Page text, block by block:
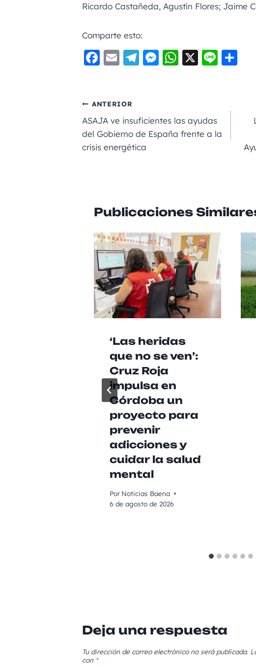
Ricardo Castañeda, Agustín Flores; Jaime
Comparte esto:
F
e
b
o
o
E
l
Te
m
M
n
g
W
A
p
X Li C
ir
ANTERIOR
ASAJA ve insuficientes las ayudas
del Gobierno de España frente a la
crisis energética
Publicaciones
‘Las heridas
que no se ven’:
Cruz Roja
impulsa en
Córdoba un
proyecto para
prevenir
adicciones y
cuidar la salud
mental
Por Noticias Baena
6 de agosto de 2026
Deja una respuesta
Tu dirección de correo electrónico no será publicada.
con *